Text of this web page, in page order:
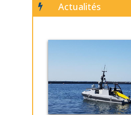
Actualités